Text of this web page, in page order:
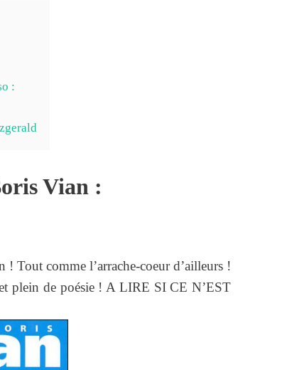
:
Vian :
! Tout comme l’arrache-coeur d’ailleurs !
plein de poésie ! A LIRE SI CE N’EST